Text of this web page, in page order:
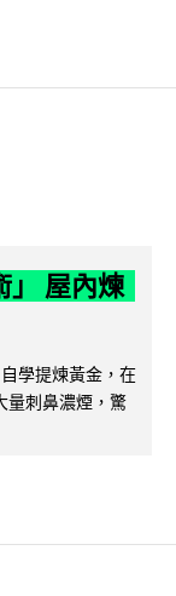
」 屋內煉
學提煉黃金，在
量刺鼻濃煙，驚